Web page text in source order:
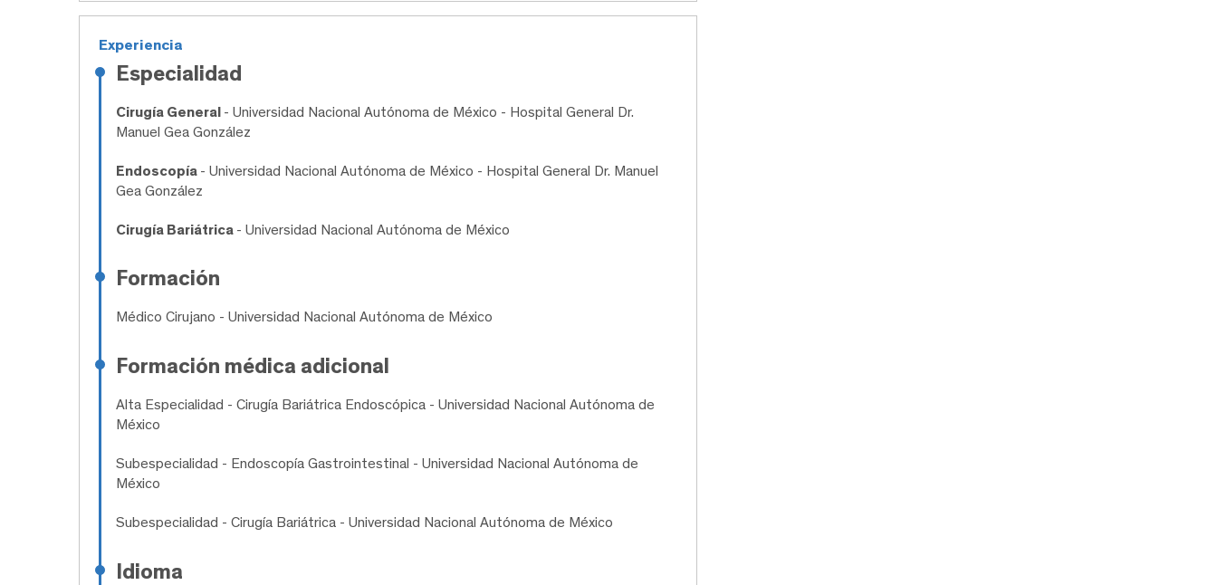
Experiencia
Especialidad
Cirugía General - Universidad Nacional Autónoma de México - Hospital General Dr.
Manuel Gea González
Endoscopía - Universidad Nacional Autónoma de México - Hospital General Dr. Manuel
Gea González
Cirugía Bariátrica - Universidad Nacional Autónoma de México
Formación
Médico Cirujano - Universidad Nacional Autónoma de México
Formación médica adicional
Alta Especialidad - Cirugía Bariátrica Endoscópica - Universidad Nacional Autónoma de
México
Subespecialidad - Endoscopía Gastrointestinal - Universidad Nacional Autónoma de
México
Subespecialidad - Cirugía Bariátrica - Universidad Nacional Autónoma de México
Idioma